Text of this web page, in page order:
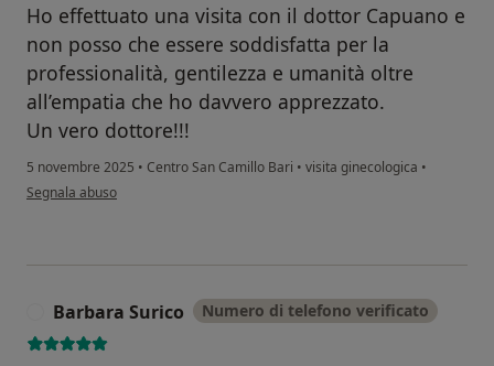
Ho effettuato una visita con il dottor Capuano e
non posso che essere soddisfatta per la
professionalità, gentilezza e umanità oltre
all’empatia che ho davvero apprezzato.
Un vero dottore!!!
5 novembre 2025 • Centro San Camillo Bari • visita ginecologica •
secondo l'opinione dell'utente Antonella Scarola
Segnala abuso
Barbara Surico Numero di telefono verificato